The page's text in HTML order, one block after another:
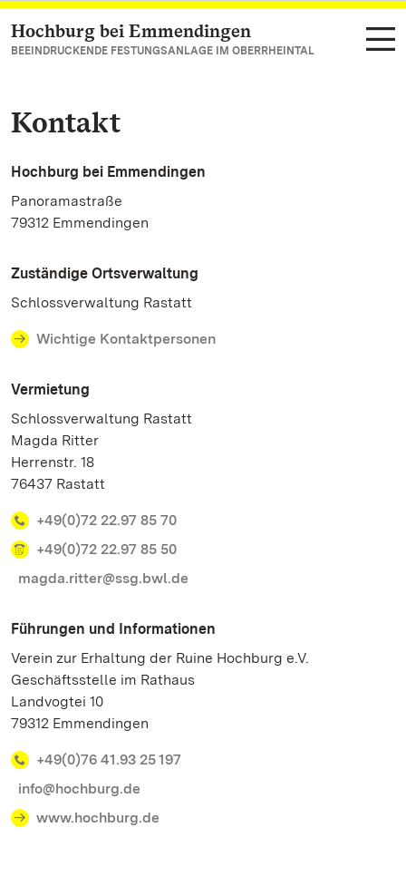
Zum Hauptinhalt springen
Hochburg bei Emmendingen
BEEINDRUCKENDE FESTUNGSANLAGE IM OBERRHEINTAL
Kontakt
Hochburg bei Emmendingen
Panoramastraße
79312 Emmendingen
Zuständige Ortsverwaltung
Schlossverwaltung Rastatt
Wichtige Kontaktpersonen
Vermietung
Schlossverwaltung Rastatt
Magda Ritter
Herrenstr. 18
76437 Rastatt
+49(0)72 22.97 85 70
+49(0)72 22.97 85 50
magda.ritter@ssg.bwl.de
Führungen und Informationen
Verein zur Erhaltung der Ruine Hochburg e.V.
Geschäftsstelle im Rathaus
Landvogtei 10
79312 Emmendingen
+49(0)76 41.93 25 197
info@hochburg.de
www.hochburg.de